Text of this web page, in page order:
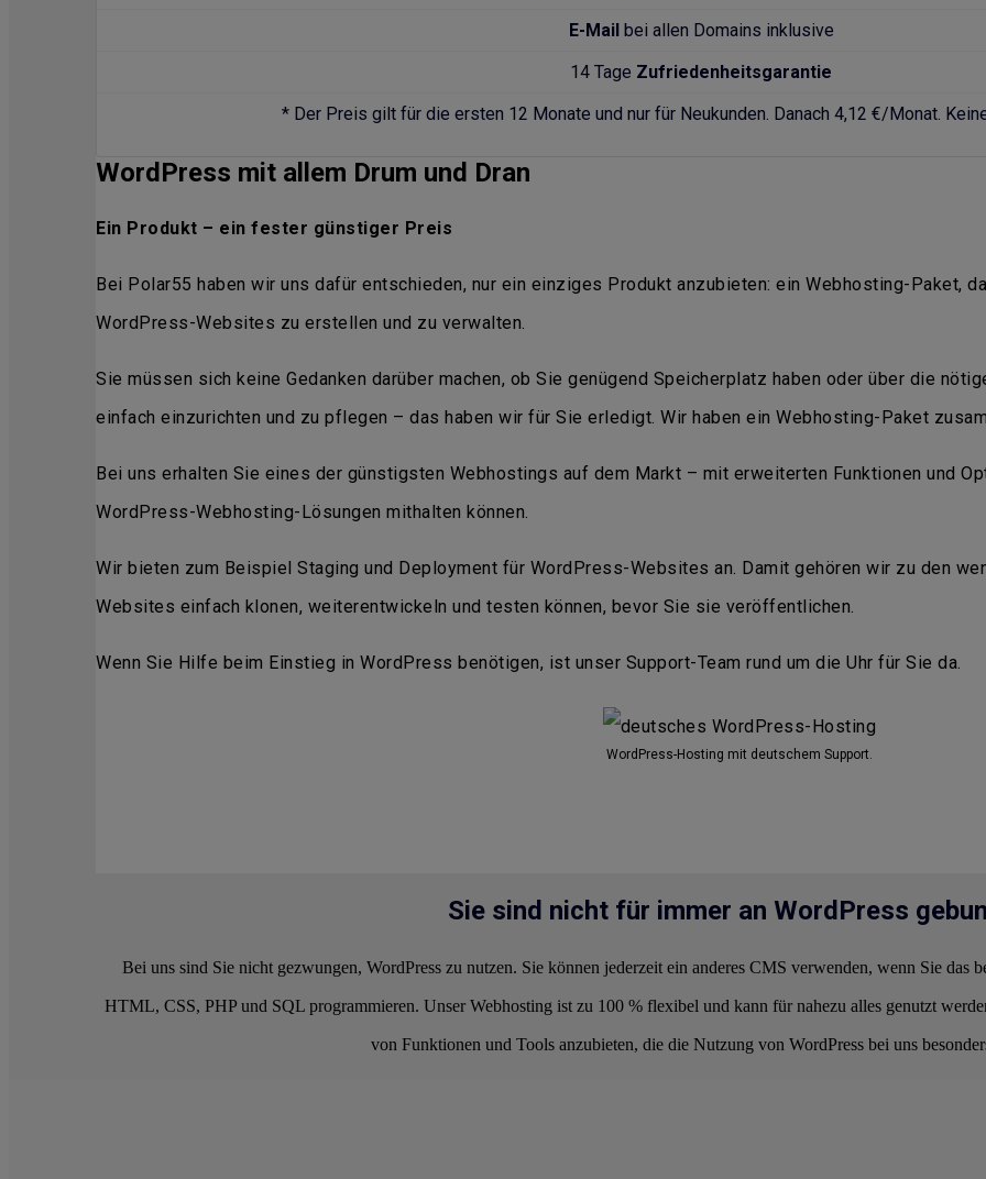
E-Mailbei allen Domains inklusive
14 Tage Zufriedenheitsgarantie
* Der Preis gilt für die ersten 12 Monate und nur für Neukunden. Danach 4,12 €/Monat.
WordPress mit allem Drum und Dran
Ein Produkt – ein fester günstiger Preis
Bei Polar55 haben wir uns dafür entschieden, nur ein einziges Produkt anzubieten: ein Webhosting-Paket,
WordPress-Websites zu erstellen und zu verwalten.
Sie müssen sich keine Gedanken darüber machen, ob Sie genügend Speicherplatz haben oder über die
einfach einzurichten und zu pflegen – das haben wir für Sie erledigt. Wir haben ein Webhosting-Paket
Bei uns erhalten Sie eines der günstigsten Webhostings auf dem Markt – mit erweiterten Funktionen und
WordPress-Webhosting-Lösungen mithalten können.
Wir bieten zum Beispiel Staging und Deployment für WordPress-Websites an. Damit gehören wir zu den
Websites einfach klonen, weiterentwickeln und testen können, bevor Sie sie veröffentlichen.
Wenn Sie Hilfe beim Einstieg in WordPress benötigen, ist unser Support-Team rund um die Uhr für Sie da.
WordPress-Hosting mit deutschem Support.
Sie sind nicht für immer an WordPress
Bei uns sind Sie nicht gezwungen, WordPress zu nutzen. Sie können jederzeit ein anderes CMS verwenden, wenn Sie das
HTML, CSS, PHP und SQL programmieren. Unser Webhosting ist zu 100 % flexibel und kann für nahezu alles genutzt
von Funktionen und Tools anzubieten, die die Nutzung von WordPress bei uns